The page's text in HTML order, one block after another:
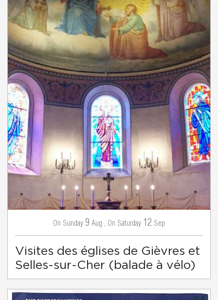
On Sunday 9 Aug , On Saturday 12 Sep
Visites des églises de Gièvres et
Selles-sur-Cher (balade à vélo)